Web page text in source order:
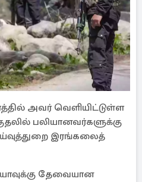
அவர் வெளியிட்டுள்ள
பலியானவர்களுக்கு
இரங்கலைத்
தேவையான